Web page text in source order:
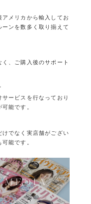
メリカから輸入してお
ンを数多く取り揃えて
、ご購入後のサポート
ービスを行なっており
能です。
でなく実店舗がござい
能です。